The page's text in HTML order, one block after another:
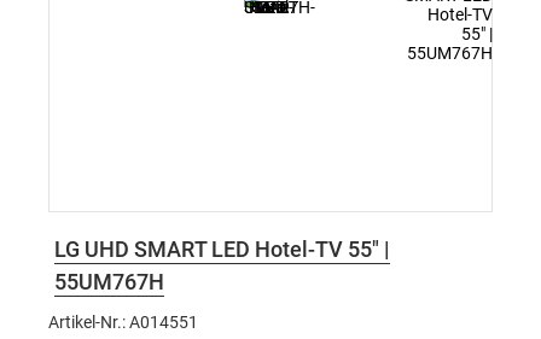
LG UHD SMART LED Hotel-TV 55" |
55UM767H
Artikel-Nr.: A014551